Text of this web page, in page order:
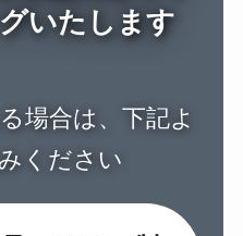
いたします
場合は、下記よ
ください